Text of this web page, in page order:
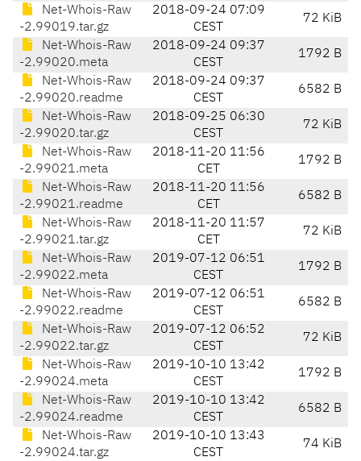
Net-Whois-Raw
-2.99019.tar.gz
2018-09-24 07:09
CEST
72 KiB
Net-Whois-Raw
-2.99020.meta
2018-09-24 09:37
CEST
1792 B
Net-Whois-Raw
-2.99020.readme
2018-09-24 09:37
CEST
6582 B
Net-Whois-Raw
-2.99020.tar.gz
2018-09-25 06:30
CEST
72 KiB
Net-Whois-Raw
-2.99021.meta
2018-11-20 11:56
CET
1792 B
Net-Whois-Raw
-2.99021.readme
2018-11-20 11:56
CET
6582 B
Net-Whois-Raw
-2.99021.tar.gz
2018-11-20 11:57
CET
72 KiB
Net-Whois-Raw
-2.99022.meta
2019-07-12 06:51
CEST
1792 B
Net-Whois-Raw
-2.99022.readme
2019-07-12 06:51
CEST
6582 B
Net-Whois-Raw
-2.99022.tar.gz
2019-07-12 06:52
CEST
72 KiB
Net-Whois-Raw
-2.99024.meta
2019-10-10 13:42
CEST
1792 B
Net-Whois-Raw
-2.99024.readme
2019-10-10 13:42
CEST
6582 B
Net-Whois-Raw
-2.99024.tar.gz
2019-10-10 13:43
CEST
74 KiB